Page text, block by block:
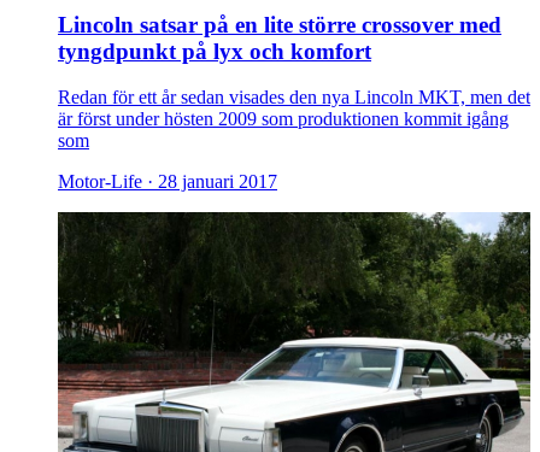
Lincoln satsar på en lite större crossover med
tyngdpunkt på lyx och komfort
Redan för ett år sedan visades den nya Lincoln MKT, men det
är först under hösten 2009 som produktionen kommit igång
som
Motor-Life · 28 januari 2017